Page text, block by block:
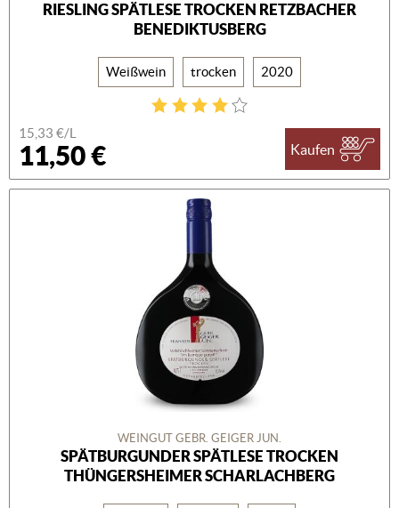
RIESLING SPÄTLESE TROCKEN RETZBACHER
BENEDIKTUSBERG
Weißwein trocken 2020
15,33 €/L
11,50 € Kaufen
WEINGUT GEBR. GEIGER JUN.
SPÄTBURGUNDER SPÄTLESE TROCKEN
THÜNGERSHEIMER SCHARLACHBERG